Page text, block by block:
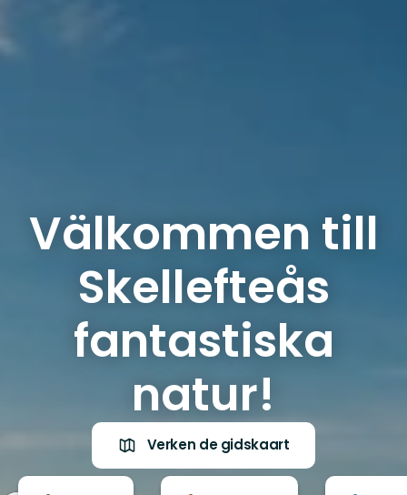
Välkommen till
Skellefteås
fantastiska
natur!
Verken de gidskaart